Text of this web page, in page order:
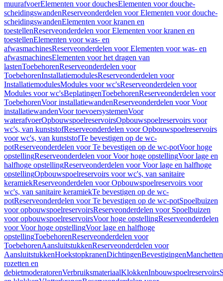
muurafvoerElementen voor douchesElementen voor douche-
scheidingswandenReserveonderdelen voor Elementen voor douche-
scheidingswandenElementen voor kranen en
toestellenReserveonderdelen voor Elementen voor kranen en
toestellenElementen voor was- en
afwasmachinesReserveonderdelen voor Elementen voor was- en
afwasmachinesElementen voor het dragen van
lastenToebehorenReserveonderdelen voor
ToebehorenInstallatiemodulesReserveonderdelen voor
InstallatiemodulesModules voor wc'sReserveonderdelen voor
Modules voor wc'sBeplatingenToebehorenReserveonderdelen voor
ToebehorenVoor installatiewandenReserveonderdelen voor Voor
installatiewandenVoor toevoersystemenVoor
waterafvoerOpbouwspoelreservoirsOpbouwspoelreservoirs voor
wc's, van kunststofReserveonderdelen voor Opbouwspoelreservoirs
voor wc's, van kunststofTe bevestigen op de wc-
potReserveonderdelen voor Te bevestigen op de wc-potVoor hoge
opstellingReserveonderdelen voor Voor hoge opstellingVoor lage en
halfhoge opstellingReserveonderdelen voor Voor lage en halfhoge
opstellingOpbouwspoelreservoirs voor wc's, van sanitaire
keramiekReserveonderdelen voor Opbouwspoelreservoirs voor
wc's, van sanitaire keramiekTe bevestigen op de wc-
potReserveonderdelen voor Te bevestigen op de wc-potSpoelbuizen
voor opbouwspoelreservoirsReserveonderdelen voor Spoelbuizen
voor opbouwspoelreservoirsVoor hoge opstellingReserveonderdelen
voor Voor hoge opstellingVoor lage en halfhoge
opstellingToebehorenReserveonderdelen voor
ToebehorenAansluitstukkenReserveonderdelen voor
AansluitstukkenHoekstopkranenDichtingenBevestigingenManchetten
rozetten en
debietmoderatorenVerbruiksmateriaalKlokkenInbouwspoelreservoirs